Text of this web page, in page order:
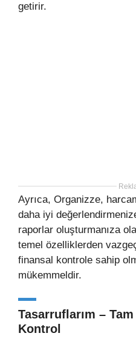
getirir.
Ayrıca, Organizze,
daha iyi
raporlar oluşturmanıza
temel özelliklerden
finansal kontrole sahip
mükemmeldir.
Tasarruflarım – Tam
Kontrol